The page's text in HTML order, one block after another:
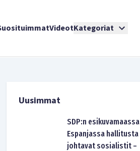
VideotKategoriat
Uusimmat
SDP:n esikuvamaassa
Espanjassa hallitusta
johtavat sosialistit –